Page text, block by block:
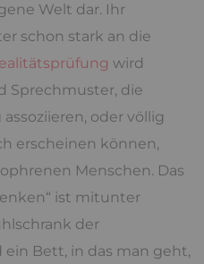
Welt dar. Ihr
schon stark an die
wird
Sprechmuster, die
oder völlig
erscheinen können,
Menschen. Das
ist mitunter
der
Bett, in das man geht,